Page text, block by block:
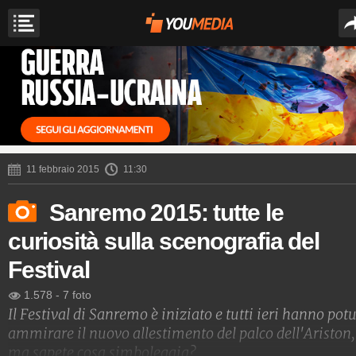
11 febbraio 2015 11:30
Sanremo 2015: tutte le
curiosità sulla scenografia del
Festival
1.578 - 7 foto
Il Festival di Sanremo è iniziato e tutti ieri hanno
ammirare il nuovo allestimento del palco dell'Ariston,
ma sapete cosa simboleggia?